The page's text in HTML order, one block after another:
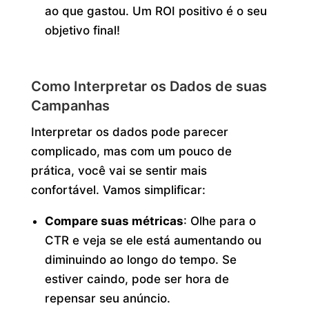
ao que gastou. Um ROI positivo é o seu
objetivo final!
Como Interpretar os Dados de suas
Campanhas
Interpretar os dados pode parecer
complicado, mas com um pouco de
prática, você vai se sentir mais
confortável. Vamos simplificar:
Compare suas métricas: Olhe para o
CTR e veja se ele está aumentando ou
diminuindo ao longo do tempo. Se
estiver caindo, pode ser hora de
repensar seu anúncio.